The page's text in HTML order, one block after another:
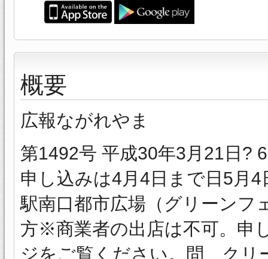
概要
広報ながれやま
第1492号 平成30年3月21日?
申し込みは4月4日まで日5月
駅南口都市広場（グリーン
方※商業者の出店は不可。申
ジをご覧ください。問 クリ